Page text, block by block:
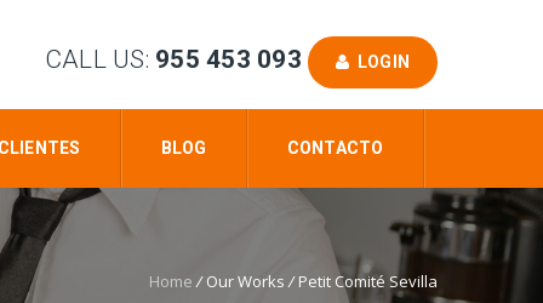
CALL US: 955 453 093 LOGIN
CLIENTES BLOG CONTACTO
Home /Our Works/ Petit Comité Sevilla